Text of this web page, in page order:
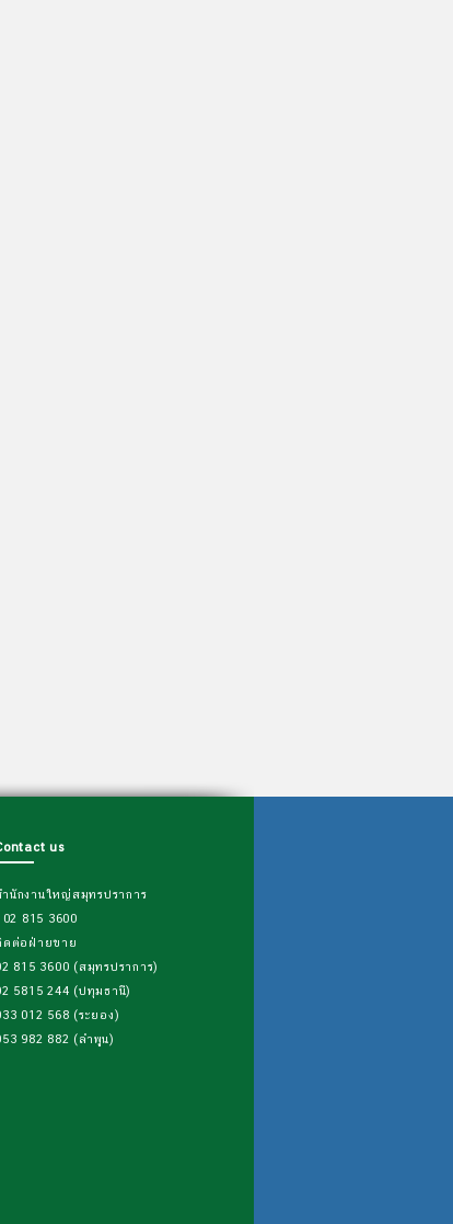
us
นักงานใหญ่สมุทรปราการ
815 3600
ดต่อฝ่ายขาย
815 3600 (สมุทรปราการ)
5815 244 (ปทุมธานี)
012 568 (ระยอง)
982 882 (ลำพูน)